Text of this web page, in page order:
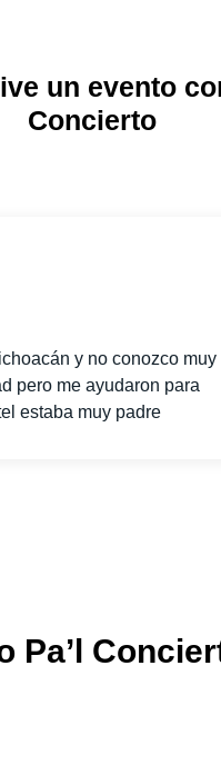
un evento
Concierto
y no conozco muy
pero me ayudaron para
estaba muy padre
Pa’l